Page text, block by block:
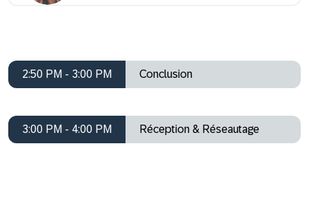
2:50 PM - 3:00 PM Conclusion
3:00 PM - 4:00 PM Réception & Réseautage